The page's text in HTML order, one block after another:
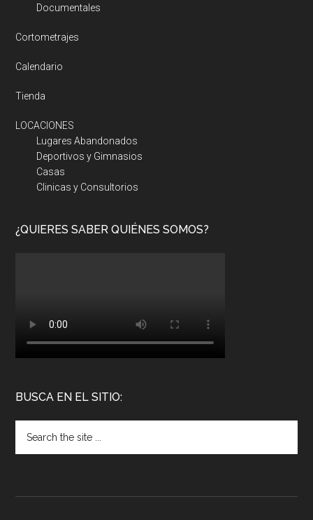
Documentales
Cortometrajes
Calendario
Tienda
LOCACIONES
Lugares Abandonados
Deportivos y Gimnasios
Casas
Clinicas y Consultorios
¿QUIERES SABER QUIÉNES SOMOS?
BUSCA EN EL SITIO: